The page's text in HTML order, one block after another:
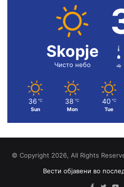
Skopje
Чисто небо
36 ℃
Sun
38 ℃
Mon
40 ℃
Tue
© Copyright 2026, All Rights
Вести објавени во